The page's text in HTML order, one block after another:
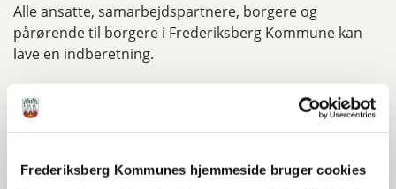
Frederiksberg Kommunes hjemmeside bruger cookies
Alle ansatte, samarbejdspartnere, borgere og
pårørende til borgere i Frederiksberg Kommune kan
lave en indberetning.
Du kan anmelde både anonymt eller med navn.
Kontakt